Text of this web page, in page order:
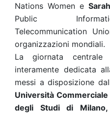
Nations Women e
Public
Telecommunication
organizzazioni mondiali.
La giornata
interamente dedicata
messi a disposizione
Università
degli Studi di